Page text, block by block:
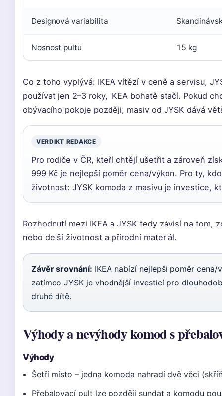
Designová variabilita
Nosnost pultu 15 kg
Co z toho vyplývá: IKEA vítězí v ceně a servisu,
používat jen 2–3 roky, IKEA bohatě stačí. Pokud
obývacího pokoje později, masiv od JYSK dává
VERDIKT REDAKCE
Pro rodiče v ČR, kteří chtějí ušetřit a zároveň
999 Kč je nejlepší poměr cena/výkon. Pro ty,
životnost: JYSK komoda z masivu je investice,
Rozhodnutí mezi IKEA a JYSK tedy závisí na tom,
nebo delší životnost a přírodní materiál.
Závěr srovnání: IKEA nabízí nejlepší poměr
zatímco JYSK je vhodnější investicí pro
druhé dítě.
Výhody a nevýhody komod s
Výhody
Šetří místo – jedna komoda nahradí dvě věci
Přebalovací pult lze později sundat a komodu